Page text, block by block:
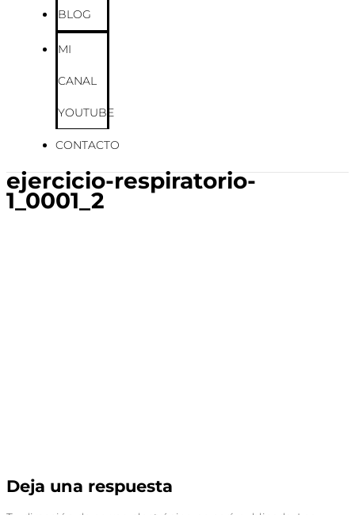
BLOG
MI
CANAL
YOUTUBE
CONTACTO
ejercicio-respiratorio-
1_0001_2
Deja una respuesta